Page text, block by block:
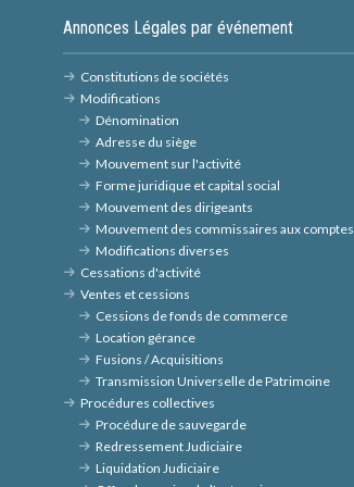
Annonces Légales par événement
Constitutions de sociétés
Modifications
Dénomination
Adresse du siège
Mouvement sur l'activité
Forme juridique et capital social
Mouvement des dirigeants
Mouvement des commissaires aux comptes
Modifications diverses
Cessations d'activité
Ventes et cessions
Cessions de fonds de commerce
Location gérance
Fusions / Acquisitions
Transmission Universelle de Patrimoine
Procédures collectives
Procédure de sauvegarde
Redressement Judiciaire
Liquidation Judiciaire